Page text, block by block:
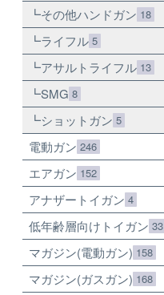
その他ハンドガン 18
ライフル 5
アサルトライフル 13
SMG 8
ショットガン 5
電動ガン 246
エアガン 152
アナザートイガン 4
低年齢層向けトイガン 33
マガジン(電動ガン) 158
マガジン(ガスガン) 168